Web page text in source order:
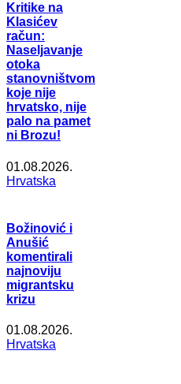
Kritike na
Klasićev
račun:
Naseljavanje
otoka
stanovništvom
koje nije
hrvatsko, nije
palo na pamet
ni Brozu!
01.08.2026.
Hrvatska
Božinović i
Anušić
komentirali
najnoviju
migrantsku
krizu
01.08.2026.
Hrvatska